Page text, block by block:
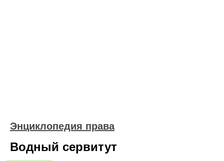
Энциклопедия права
Водный сервитут